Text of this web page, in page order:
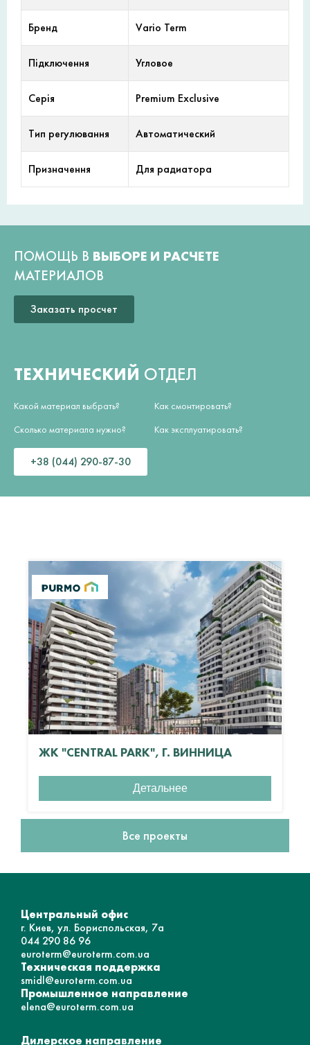
Бренд Vario Term
Підключення Угловое
Серія Premium Exclusive
Тип регулювання Автоматический
Призначення Для радиатора
ПОМОЩЬ В ВЫБОРЕ И РАСЧЕТЕ
МАТЕРИАЛОВ
Заказать просчет
ТЕХНИЧЕСКИЙ ОТДЕЛ
Какой материал выбрать?
Сколько материала нужно?
Как смонтировать?
Как эксплуатировать?
+38 (044) 290-87-30
ЖК "CENTRAL PARK", Г. ВИННИЦА
Детальнее
Все проекты
Центральный офис
г. Киев, ул. Бориспольская, 7а
044 290 86 96
euroterm@euroterm.com.ua
Техническая поддержка
smidl@euroterm.com.ua
Промышленное направление
elena@euroterm.com.ua
Дилерское направление